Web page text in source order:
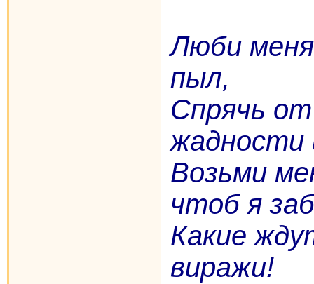
Люби
пыл,
Спрячь
жадности
Возьми
чтоб я
Какие
виражи!